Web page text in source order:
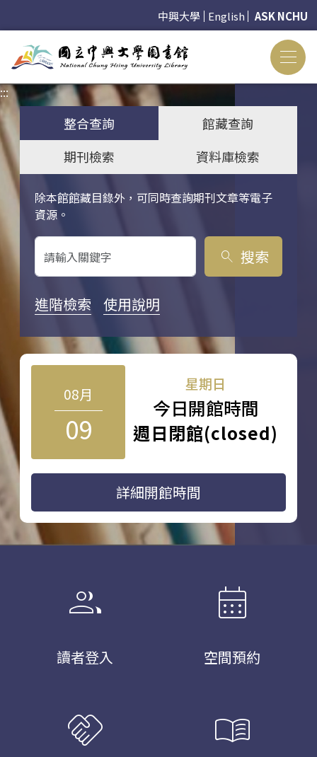
中興大學 English ASK NCHU
:::
整合查詢
館藏查詢
期刊檢索
資料庫檢索
除本館館藏目錄外，可同時查詢期刊文章等電子
資源。
關鍵字搜尋
search 搜索
進階檢索 使用說明
08月
09
星期日
今日開館時間
週日閉館(closed)
詳細開館時間
group
讀者登入
calendar_month
空間預約
handshake menu_book